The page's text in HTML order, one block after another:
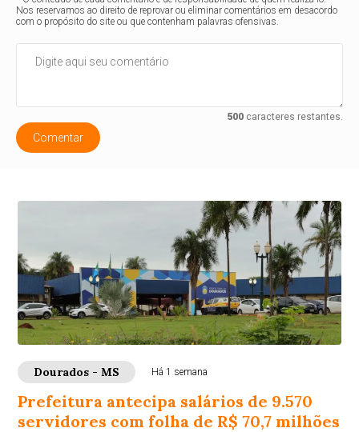
Nos reservamos ao direito de reprovar ou eliminar comentários em desacordo
com o propósito do site ou que contenham palavras ofensivas.
500caracteres restantes.
Comentar
Dourados - MS Há 1 semana
Prefeitura antecipa salários de 9.570
servidores com folha de R$ 70,7 milhões